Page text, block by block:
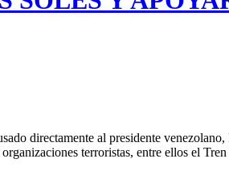
directamente al presidente
terroristas, entre ellos el